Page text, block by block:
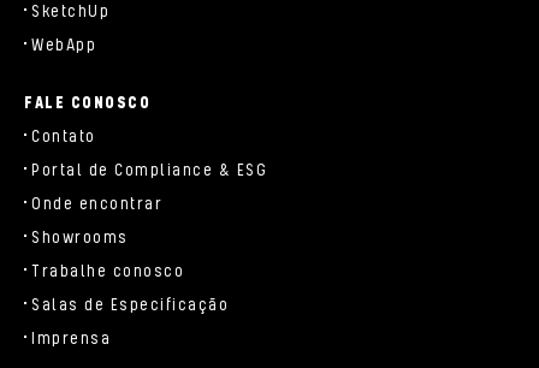
SketchUp
WebApp
FALE CONOSCO
Contato
Portal de Compliance & ESG
Onde encontrar
Showrooms
Trabalhe conosco
Salas de Especificação
Imprensa